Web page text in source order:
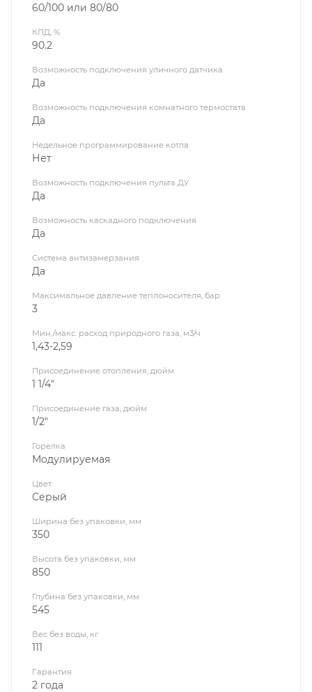
60/100 или 80/80
КПД, %
90.2
Возможность подключения уличного датчика
Да
Возможность подключения комнатного термостата
Да
Недельное программирование котла
Нет
Возможность подключения пульта ДУ
Да
Возможность каскадного подключения
Да
Система антизамерзания
Да
Максимальное давление теплоносителя, бар
3
Мин./макс. расход природного газа, м3/ч
1,43-2,59
Присоединение отопления, дюйм
1 1/4"
Присоединение газа, дюйм
1/2"
Горелка
Модулируемая
Цвет
Серый
Ширина без упаковки, мм
350
Высота без упаковки, мм
850
Глубина без упаковки, мм
545
Вес без воды, кг
111
Гарантия
2 года